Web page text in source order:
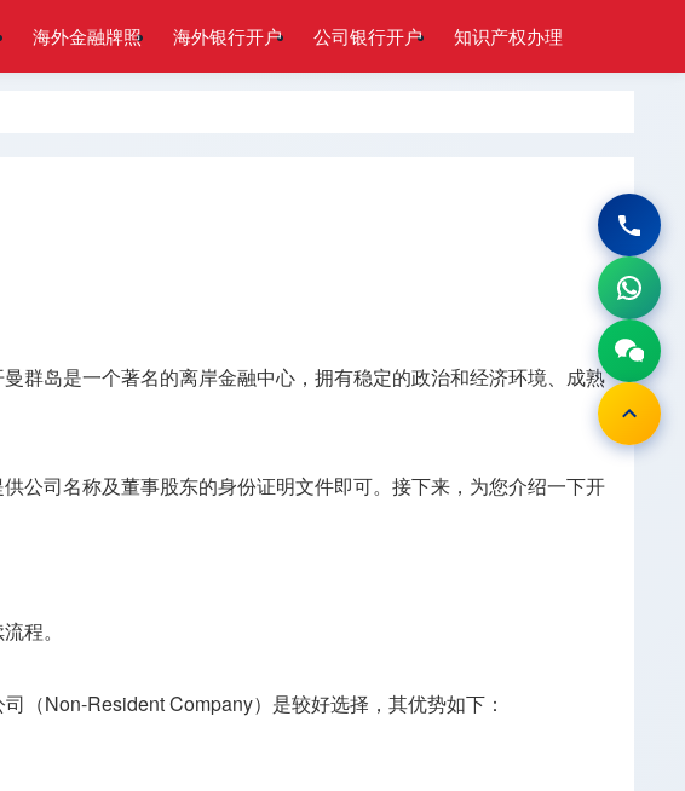
海外金融牌照 海外银行开户 公司银行开户 知识产权办理
群岛是一个著名的离岸金融中心，拥有稳定的政治和经济环境、成熟
公司名称及董事股东的身份证明文件即可。接下来，为您介绍一下开
程。
（Non-Resident Company）是较好选择，其优势如下：